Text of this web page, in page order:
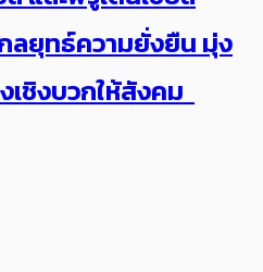
ลยุทธ์ความยั่งยืน มุ่ง
เชิงบวกให้สังคม